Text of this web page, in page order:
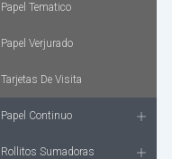
Papel Tematico
Papel Verjurado
Tarjetas De Visita
Papel Continuo
Rollitos Sumadoras